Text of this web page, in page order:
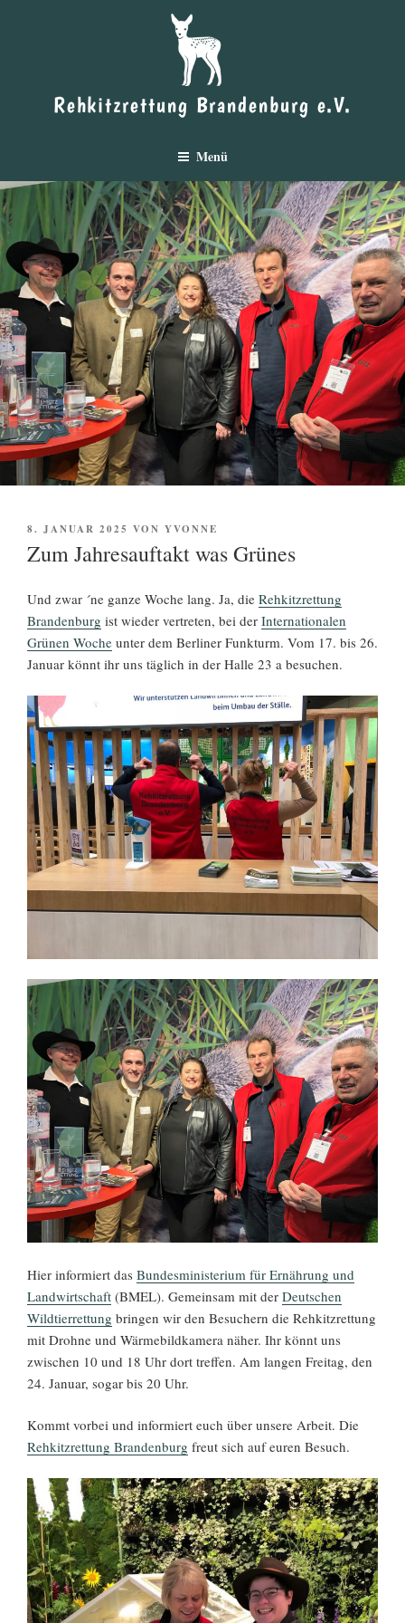
Rehkitzrettung Brandenburg e.V.
Menü
VERÖFFENTLICHT
AM
8. JANUAR 2025 VON YVONNE
Zum Jahresauftakt was Grünes
Und zwar ´ne ganze Woche lang. Ja, die Rehkitzrettung
Brandenburg ist wieder vertreten, bei der Internationalen
Grünen Woche unter dem Berliner Funkturm. Vom 17. bis 26.
Januar könnt ihr uns täglich in der Halle 23 a besuchen.
Hier informiert das Bundesministerium für Ernährung und
Landwirtschaft (BMEL). Gemeinsam mit der Deutschen
Wildtierrettung bringen wir den Besuchern die Rehkitzrettung
mit Drohne und Wärmebildkamera näher. Ihr könnt uns
zwischen 10 und 18 Uhr dort treffen. Am langen Freitag, den
24. Januar, sogar bis 20 Uhr.
Kommt vorbei und informiert euch über unsere Arbeit. Die
Rehkitzrettung Brandenburg freut sich auf euren Besuch.